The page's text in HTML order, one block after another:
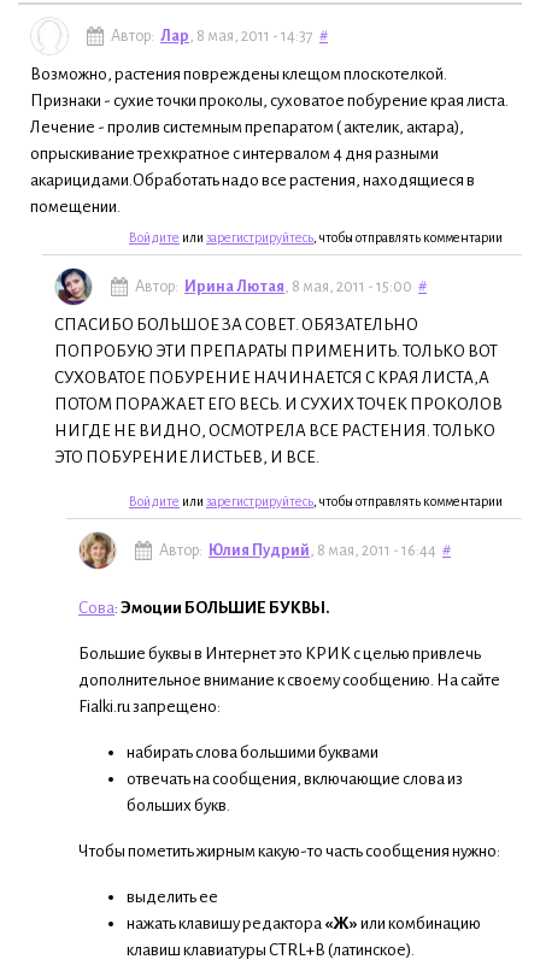
Автор: Лар , 8 мая, 2011 - 14:37 #
Возможно, растения повреждены клещом плоскотелкой.
Признаки - сухие точки проколы, суховатое побурение края листа.
Лечение - пролив системным препаратом ( актелик, актара),
опрыскивание трехкратное с интервалом 4 дня разными
акарицидами.Обработать надо все растения, находящиеся в
помещении.
Войдите или зарегистрируйтесь , чтобы отправлять комментарии
Автор: Ирина Лютая , 8 мая, 2011 - 15:00 #
СПАСИБО БОЛЬШОЕ ЗА СОВЕТ. ОБЯЗАТЕЛЬНО
ПОПРОБУЮ ЭТИ ПРЕПАРАТЫ ПРИМЕНИТЬ. ТОЛЬКО ВОТ
СУХОВАТОЕ ПОБУРЕНИЕ НАЧИНАЕТСЯ С КРАЯ ЛИСТА,А
ПОТОМ ПОРАЖАЕТ ЕГО ВЕСЬ. И СУХИХ ТОЧЕК ПРОКОЛОВ
НИГДЕ НЕ ВИДНО, ОСМОТРЕЛА ВСЕ РАСТЕНИЯ. ТОЛЬКО
ЭТО ПОБУРЕНИЕ ЛИСТЬЕВ, И ВСЕ.
Войдите или зарегистрируйтесь , чтобы отправлять комментарии
Автор: Юлия Пудрий , 8 мая, 2011 - 16:44 #
Сова: Эмоции БОЛЬШИЕ БУКВЫ.
Большие буквы в Интернет это КРИК с целью привлечь
дополнительное внимание к своему сообщению. На сайте
Fialki.ru запрещено:
набирать слова большими буквами
отвечать на сообщения, включающие слова из
больших букв.
Чтобы пометить жирным какую-то часть сообщения нужно:
выделить ее
нажать клавишу редактора «Ж» или комбинацию
клавиш клавиатуры CTRL+B (латинское).